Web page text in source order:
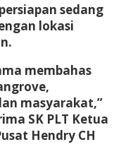
sedang
lokasi
membahas
masyarakat,”
SK PLT Ketua
Hendry CH